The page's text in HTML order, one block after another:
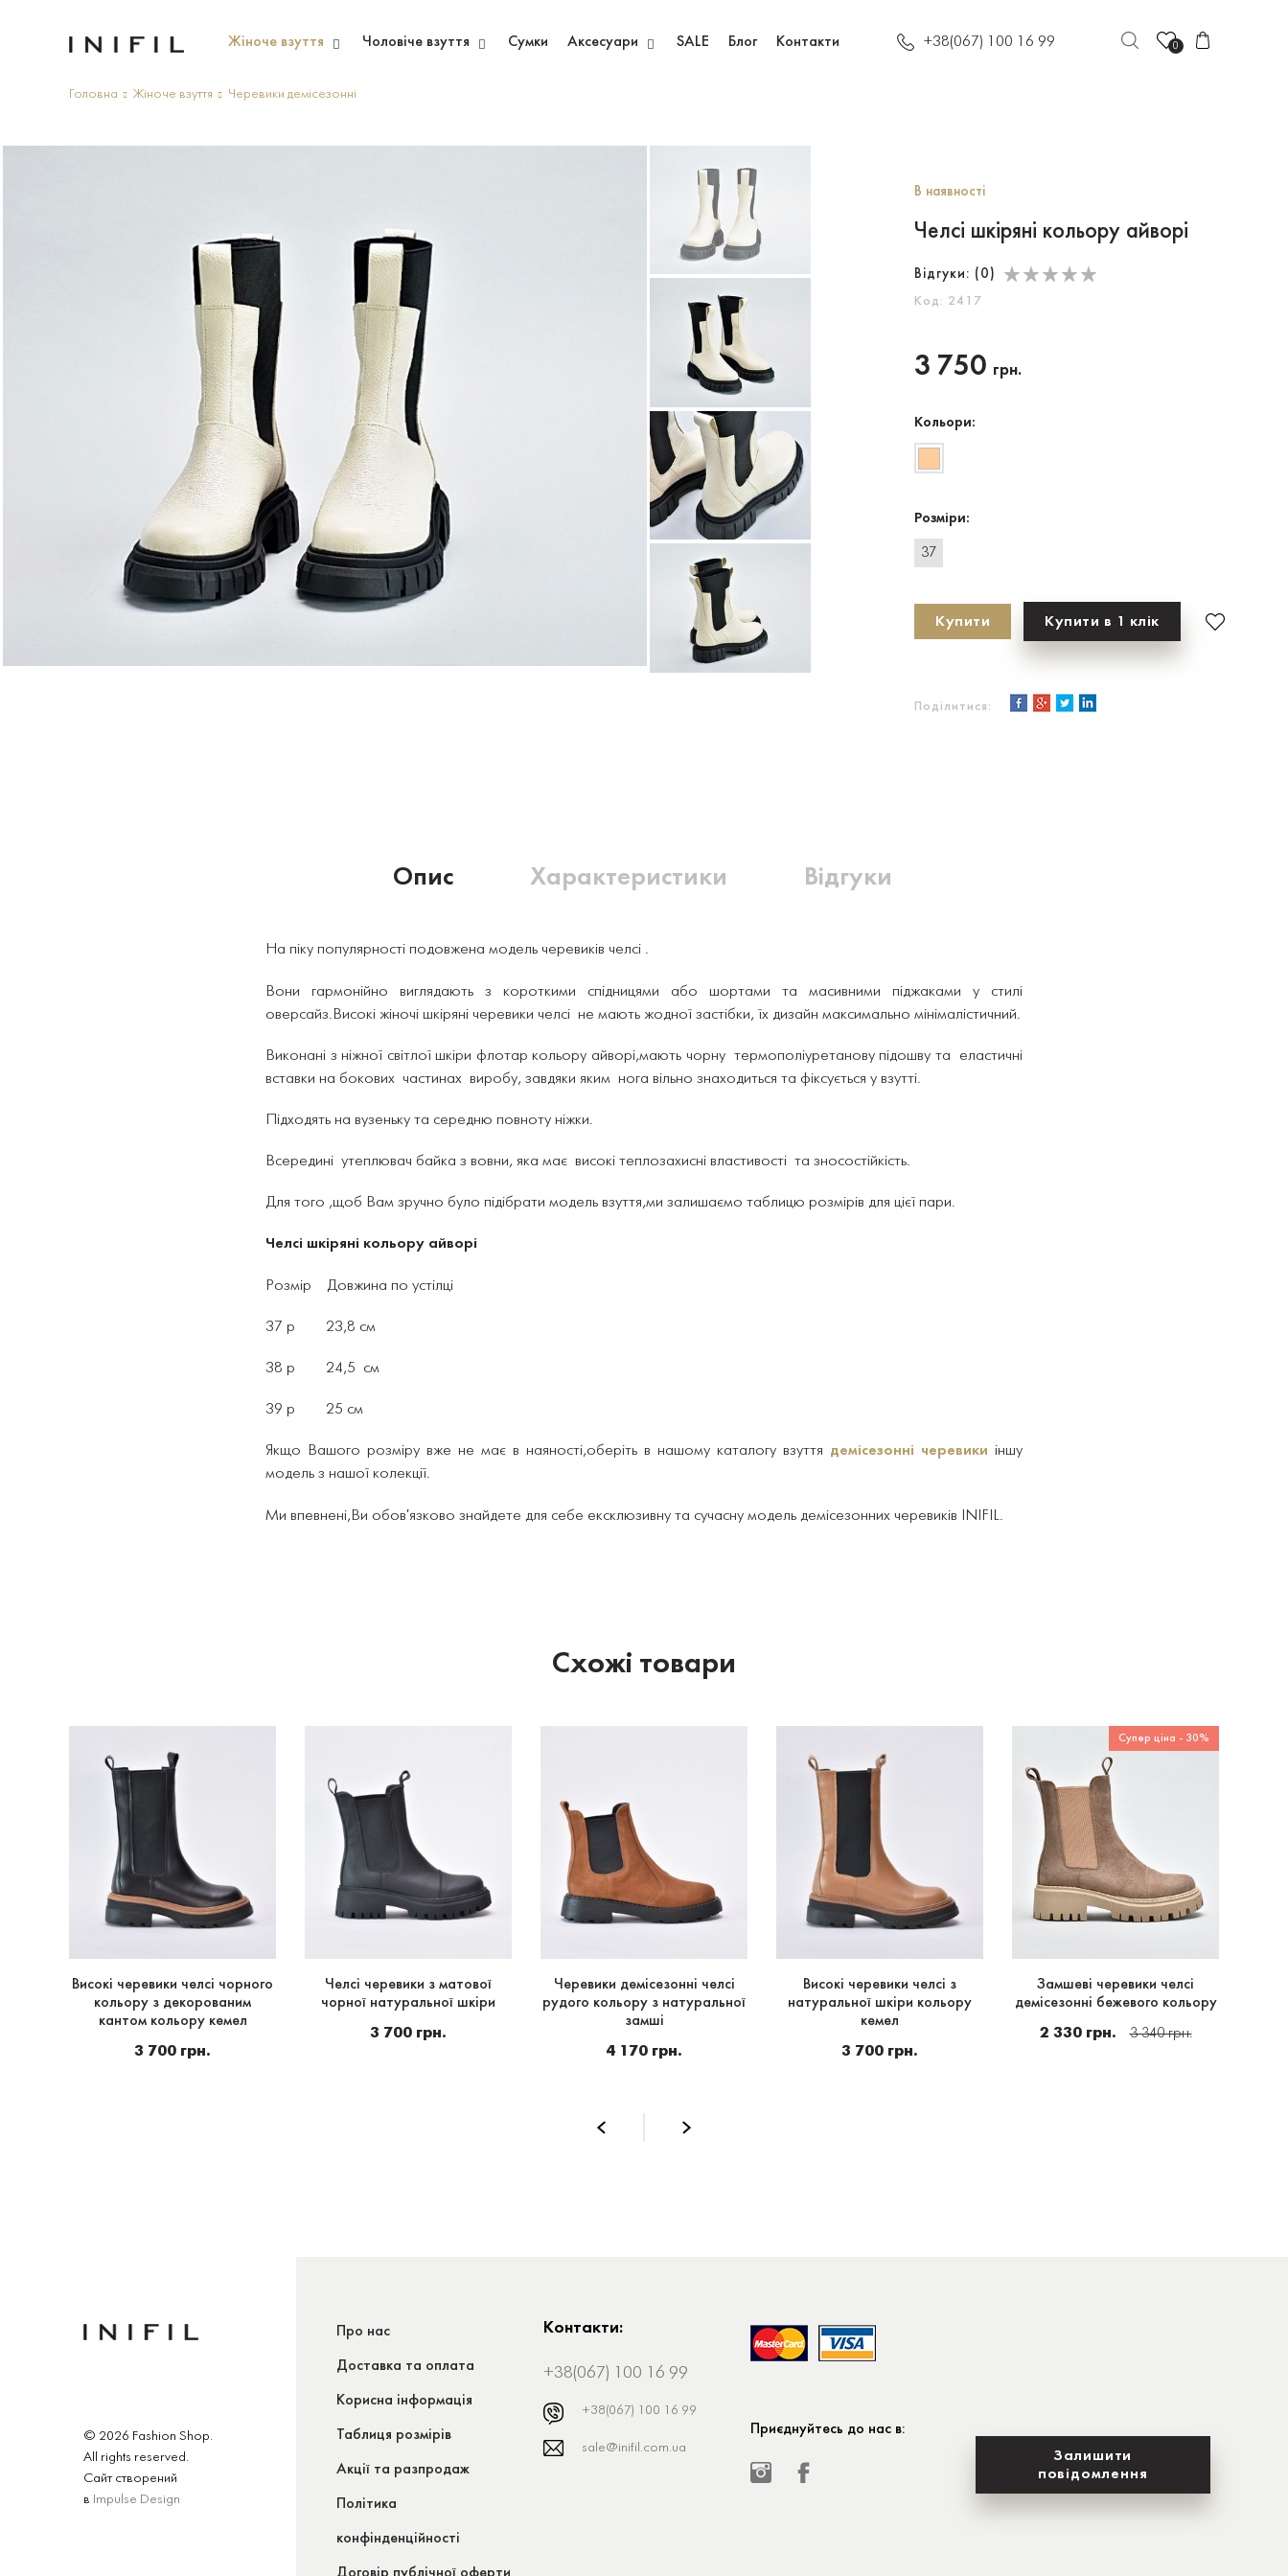
Жіноче взуття Чоловіче взуття Сумки Аксесуари SALE Блог Контакти +38(067) 100 16 99 0
Головна Жіноче взуття Черевики демісезонні
В наявності
Челсі шкіряні кольору айворі
Відгуки: ( 0 )
Код: 2417
3 750 грн.
Кольори:
Розміри:
37
Купити Купити в 1 клік
Поділитися:
Опис Характеристики Відгуки
На піку популярності подовжена модель черевиків челсі .
Вони гармонійно виглядають з короткими спідницями або шортами та масивними піджаками у стилі
оверсайз. Високі жіночі шкіряні черевики челсі не мають жодної застібки, їх дизайн максимально мінімалістичний.
Виконані з ніжної світлої шкіри флотар кольору айворі,мають чорну термополіуретанову підошву та еластичні
вставки на бокових частинах виробу, завдяки яким нога вільно знаходиться та фіксується у взутті.
Підходять на вузеньку та середню повноту ніжки.
Всередині утеплювач байка з вовни, яка має високі теплозахисні властивості та зносостійкість.
Для того ,щоб Вам зручно було підібрати модель взуття,ми залишаємо таблицю розмірів для цієї пари.
Челсі шкіряні кольору айворі
Розмір Довжина по устілці
37 р 23,8 см
38 р 24,5 см
39 р 25 см
Якщо Вашого розміру вже не має в наяності,оберіть в нашому каталогу взуття демісезонні черевики іншу
модель з нашої колекції.
Ми впевнені,Ви обов'язково знайдете для себе ексклюзивну та сучасну модель демісезонних черевиків INIFIL.
Схожі товари
Високі черевики челсі чорного
кольору з декорованим
кантом кольору кемел
3 700 грн.
Челсі черевики з матової
чорної натуральної шкіри
3 700 грн.
Черевики демісезонні челсі
рудого кольору з натуральної
замші
4 170 грн.
Високі черевики челсі з
натуральної шкіри кольору
кемел
3 700 грн.
Супер ціна - 30%
Замшеві черевики челсі
демісезонні бежевого кольору
2 330 грн. 3 340 грн.
© 2026 Fashion Shop.
All rights reserved.
Сайт створений
в
Impulse Design
Про нас
Доставка та оплата
Корисна інформація
Таблиця розмірів
Акції та разпродаж
Політика
конфінденційності
Контакти:
+38(067) 100 16 99
+38(067) 100 16 99
sale@inifil.com.ua
Приєднуйтесь до нас в:
Залишити
повідомлення